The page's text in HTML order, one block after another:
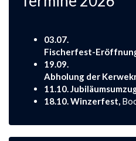
03.07.
Fischerfest-
19.09.
Abholung der
11.10.
18.10. Winzerfest,